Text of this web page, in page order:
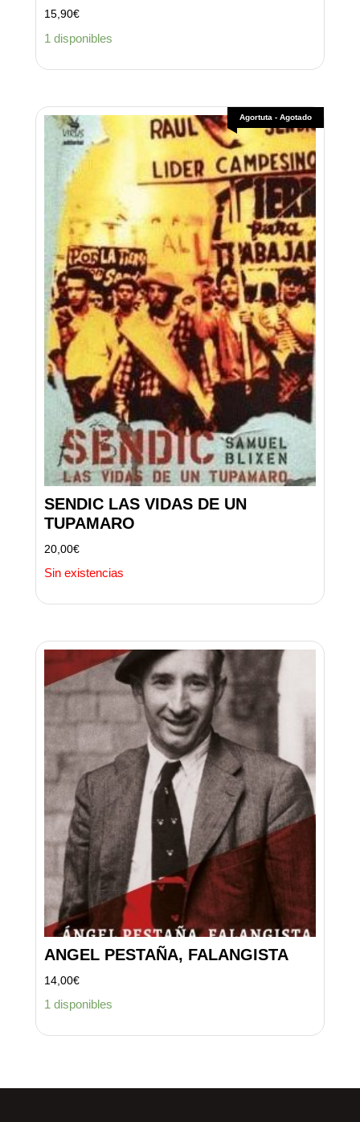
15,90€
1 disponibles
Agortuta - Agotado
SENDIC LAS VIDAS DE UN
TUPAMARO
20,00€
Sin existencias
ANGEL PESTAÑA, FALANGISTA
14,00€
1 disponibles